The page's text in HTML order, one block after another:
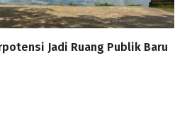
Jadi Ruang Publik Baru